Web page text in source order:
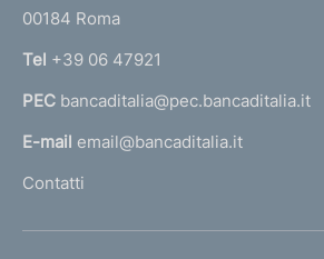
m
e
n
t
o
r
n
a
l
'
00184 Roma
Tel +39 06 47921
PEC bancaditalia@pec.bancaditalia.it
E-mail email@bancaditalia.it
Contatti